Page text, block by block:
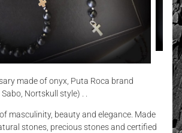
made of onyx, Puta Roca brand
Nortskull style) . .
masculinity, beauty and elegance. Made
stones, precious stones and certified